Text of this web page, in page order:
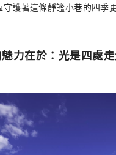
護著這條靜謐小巷的四季
力在於：光是四處